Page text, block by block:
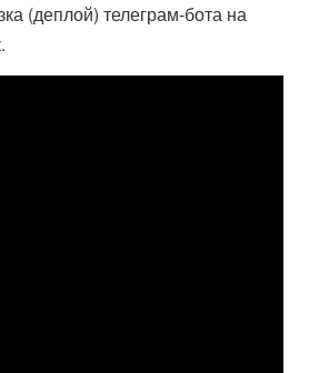
(деплой) телеграм-бота на